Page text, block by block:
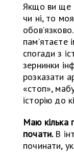
Якщо ви ще
чи ні, то
пам’ятаєте
спогади з
зернинки
розказати
«стоп»,
історію до
Маю кілька
почати. В
починати,